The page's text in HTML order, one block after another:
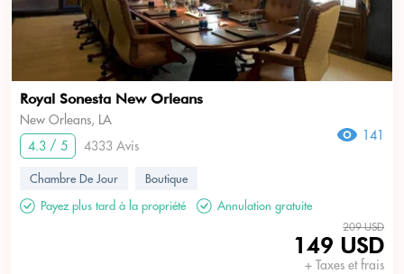
Royal Sonesta New Orleans
New Orleans, LA
4.3 / 5
4333 Avis
141
Chambre De Jour
Boutique
Payez plus tard à la propriété
Annulation gratuite
209 USD
149 USD
+ Taxes et frais